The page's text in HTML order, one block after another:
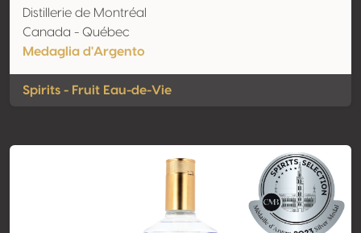
Distillerie de Montréal
Canada - Québec
Medaglia d'Argento
Spirits - Fruit Eau-de-Vie